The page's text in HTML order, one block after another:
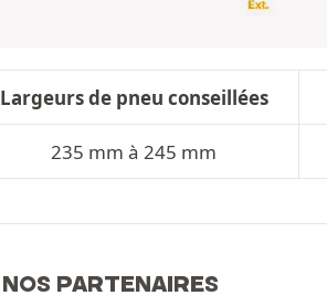
Largeurs de pneu conseillées
235 mm à 245 mm
NOS PARTENAIRES